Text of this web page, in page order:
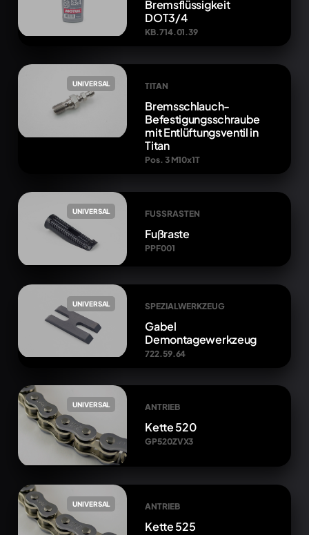
Bremsflüssigkeit
DOT3/4
KB.714.01.39
UNIVERSAL TITAN
Bremsschlauch-
Befestigungsschraube
mit Entlüftungsventil in
Titan
Pos. 3 M10x1T
UNIVERSAL FUSSRASTEN
Fußraste
PPF001
UNIVERSAL SPEZIALWERKZEUG
Gabel
Demontagewerkzeug
722.59.64
UNIVERSAL ANTRIEB
Kette 520
GP520ZVX3
UNIVERSAL ANTRIEB
Kette 525